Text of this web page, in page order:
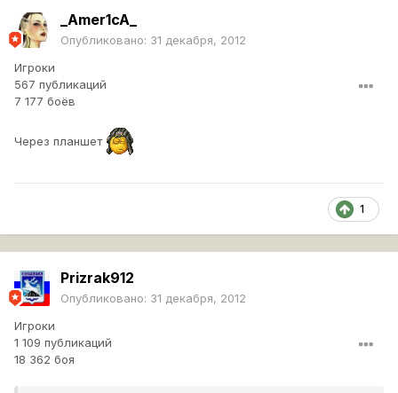
_Amer1cA_
Опубликовано: 31 декабря, 2012
Игроки
567 публикаций
7 177 боёв
Через планшет
1
Prizrak912
Опубликовано: 31 декабря, 2012
Игроки
1 109 публикаций
18 362 боя